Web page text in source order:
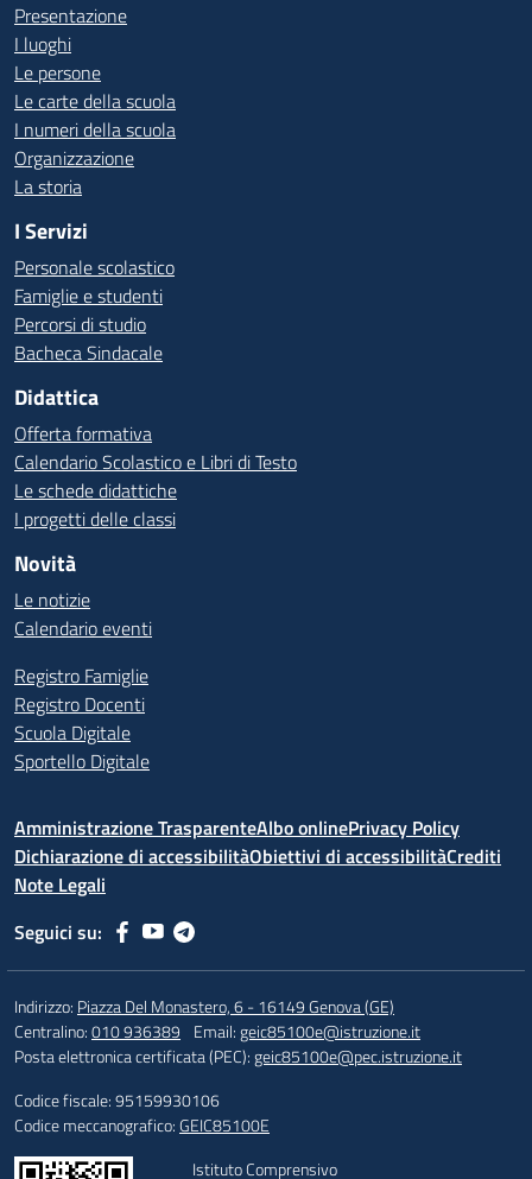
Presentazione
I luoghi
Le persone
Le carte della scuola
I numeri della scuola
Organizzazione
La storia
I Servizi
Personale scolastico
Famiglie e studenti
Percorsi di studio
Bacheca Sindacale
Didattica
Offerta formativa
Calendario Scolastico e Libri di Testo
Le schede didattiche
I progetti delle classi
Novità
Le notizie
Calendario eventi
Registro Famiglie
Registro Docenti
Scuola Digitale
Sportello Digitale
Amministrazione TrasparenteAlbo onlinePrivacy Policy
Dichiarazione di accessibilitàObiettivi di accessibilitàCrediti
Note Legali
Seguici su:
Indirizzo: Piazza Del Monastero, 6 - 16149 Genova (GE)
Centralino:010 936389 Email:geic85100e@istruzione.it
Posta elettronica certificata (PEC):geic85100e@pec.istruzione.it
Codice fiscale: 95159930106
Codice meccanografico:GEIC85100E
Istituto Comprensivo